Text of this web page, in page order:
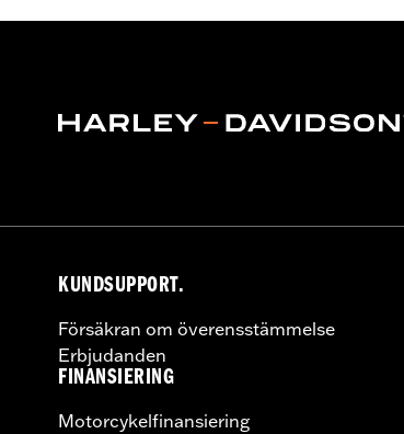
In the Box:Brake pedal pad only
KUNDSUPPORT.
Försäkran om överensstämmelse
Erbjudanden
FINANSIERING
Motorcykelfinansiering